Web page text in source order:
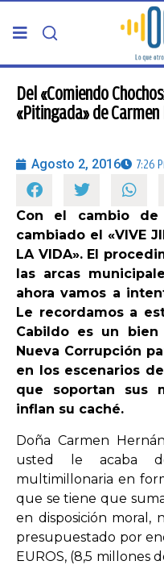
PORTADA
GRAN CANARIA
CANARIAS
5ª COLUMNA
CARTAS DEL DIRECTOR
ENTREVISTAS
OPINIÓN
PROGRAMAS
Del «Comiendo
«Pitingada» de
Agosto 2, 2016 7:26
Con el cambio
cambiado el «VIVE
LA VIDA». El
las arcas
ahora vamos a
Le recordamos a
Cabildo es un
Nueva Corrupción
en los escenarios
que soportan sus
inflan su caché.
Doña Carmen
usted le acaba
multimillonaria en
que se tiene que
en disposición moral,
presupuestado por
EUROS, (8,5 millones